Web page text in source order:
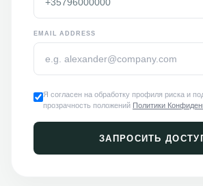
EMAIL ADDRESS
Я согласен на обработку профиля риска и
прозрачность положений Политики
ЗАПРОСИТЬ